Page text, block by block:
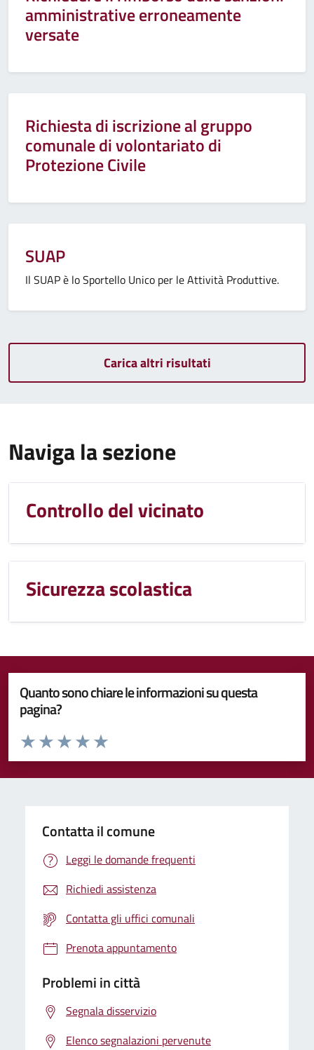
amministrative erroneamente
versate
Richiesta di iscrizione al gruppo
comunale di volontariato di
Protezione Civile
SUAP
Il SUAP è lo Sportello Unico per le Attività Produttive.
Carica altri risultati
Naviga la sezione
Controllo del vicinato
Sicurezza scolastica
Quanto sono chiare le informazioni su questa
pagina?
Valuta da 1 a 5 stelle la pagina
Valuta 5 stelle su 5
Valuta 4 stelle su 5
Valuta 3 stelle su 5
Valuta 2 stelle su 5
Valuta 1 stelle su 5
Contatta il comune
Leggi le domande frequenti
Richiedi assistenza
Contatta gli uffici comunali
Prenota appuntamento
Problemi in città
Segnala disservizio
Elenco segnalazioni pervenute